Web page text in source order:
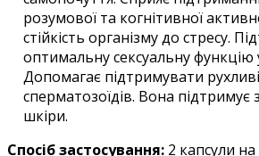
розумової та когнітивної
стійкість організму до стресу.
оптимальну сексуальну функцію
Допомагає підтримувати
сперматозоїдів. Вона підтримує
шкіри.
Спосіб застосування: 2 капсули на